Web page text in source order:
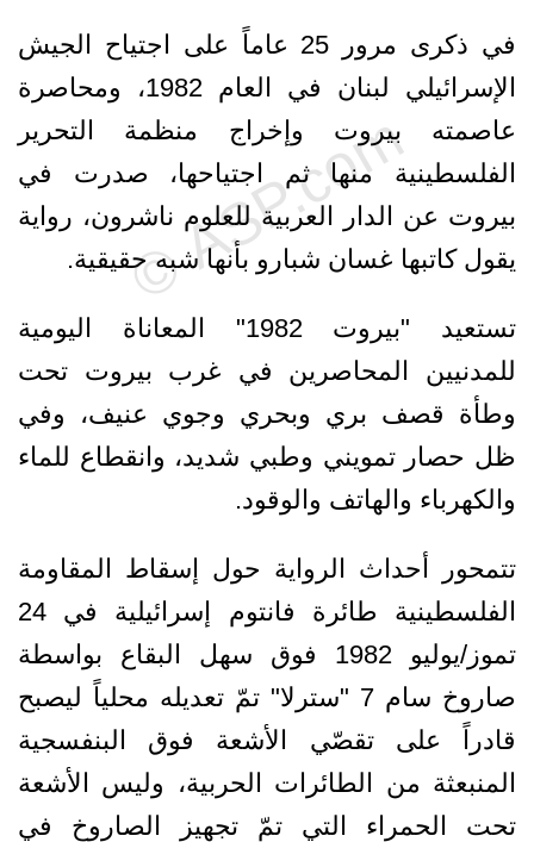
في ذكرى مرور 25 عاماً على اجتياح الجيش
الإسرائيلي لبنان في العام 1982، ومحاصرة
عاصمته بيروت وإخراج منظمة التحرير
الفلسطينية منها ثم اجتياحها، صدرت في
بيروت عن الدار العربية للعلوم ناشرون، رواية
يقول كاتبها غسان شبارو بأنها شبه حقيقية.
تستعيد "بيروت 1982" المعاناة اليومية
للمدنيين المحاصرين في غرب بيروت تحت
وطأة قصف بري وبحري وجوي عنيف، وفي
ظل حصار تمويني وطبي شديد، وانقطاع للماء
والكهرباء والهاتف والوقود.
تتمحور أحداث الرواية حول إسقاط المقاومة
الفلسطينية طائرة فانتوم إسرائيلية في 24
تموز/يوليو 1982 فوق سهل البقاع بواسطة
صاروخ سام 7 "سترلا" تمّ تعديله محلياً ليصبح
قادراً على تقصّي الأشعة فوق البنفسجية
المنبعثة من الطائرات الحربية، وليس الأشعة
تحت الحمراء التي تمّ تجهيز الصاروخ في